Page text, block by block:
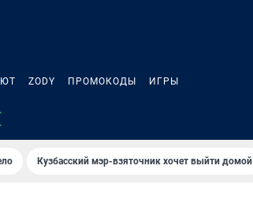
ZODY ПРОМОКОДЫ ИГРЫ
Кузбасский мэр-взяточник хочет выйти домой